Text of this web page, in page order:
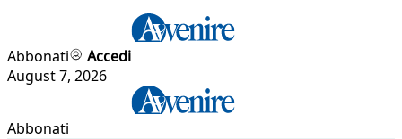
Abbonati
Accedi
August 7, 2026
Abbonati